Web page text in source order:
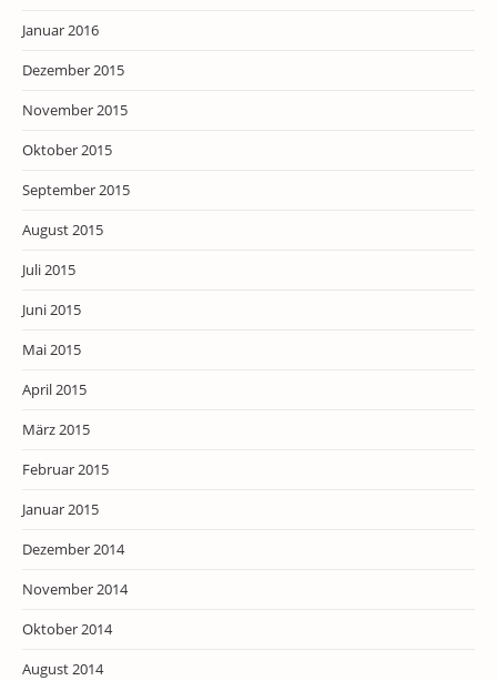
Januar 2016
Dezember 2015
November 2015
Oktober 2015
September 2015
August 2015
Juli 2015
Juni 2015
Mai 2015
April 2015
März 2015
Februar 2015
Januar 2015
Dezember 2014
November 2014
Oktober 2014
August 2014